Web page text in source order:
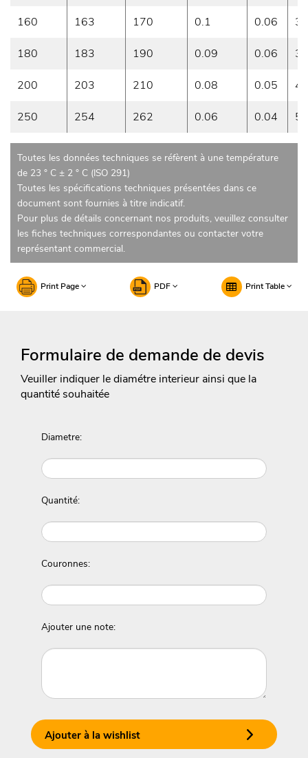
160 163 170 0.1 0.06 32
180 183 190 0.09 0.06 36
200 203 210 0.08 0.05 40
250 254 262 0.06 0.04 50
Toutes les données techniques se réfèrent à une température
de 23 ° C ± 2 ° C (ISO 291)
Toutes les spécifications techniques présentées dans ce
document sont fournies à titre indicatif.
Pour plus de détails concernant nos produits, veuillez consulter
les fiches techniques correspondantes ou contacter votre
représentant commercial.
Print Page PDF Print Table
Formulaire de demande de devis
Veuiller indiquer le diamétre interieur ainsi que la
quantité souhaitée
Diametre:
Quantité:
Couronnes:
Ajouter une note:
Ajouter à la wishlist